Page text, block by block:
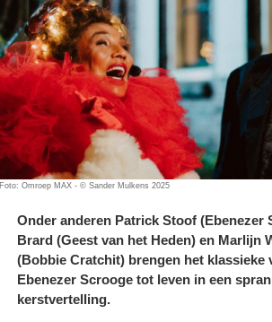
Foto: Omroep MAX - © Sander Mulkens 2025
Onder anderen Patrick Stoof (Ebenezer
Brard (Geest van het Heden) en Marlijn
(Bobbie Cratchit) brengen het klassieke
Ebenezer Scrooge tot leven in een
kerstvertelling.